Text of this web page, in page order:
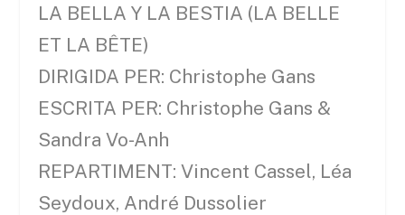
LA BELLA Y LA BESTIA (LA BELLE
ET LA BÊTE)
DIRIGIDA PER: Christophe Gans
ESCRITA PER: Christophe Gans &
Sandra Vo-Anh
REPARTIMENT: Vincent Cassel, Léa
Seydoux, André Dussolier